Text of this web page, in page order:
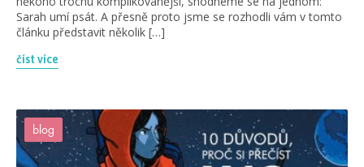
Sarah umí psát. A přesně proto jsme se rozhodli vám v tomto
článku představit několik […]
číst více
blog